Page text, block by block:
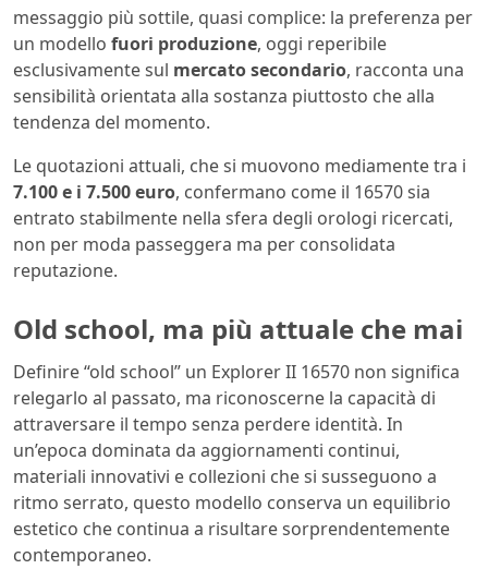
messaggio più sottile, quasi complice: la preferenza per
un modello fuori produzione, oggi reperibile
esclusivamente sul mercato secondario, racconta una
sensibilità orientata alla sostanza piuttosto che alla
tendenza del momento.
Le quotazioni attuali, che si muovono mediamente tra i
7.100 e i 7.500 euro, confermano come il 16570 sia
entrato stabilmente nella sfera degli orologi ricercati,
non per moda passeggera ma per consolidata
reputazione.
Old school, ma più attuale che mai
Definire “old school” un Explorer II 16570 non significa
relegarlo al passato, ma riconoscerne la capacità di
attraversare il tempo senza perdere identità. In
un’epoca dominata da aggiornamenti continui,
materiali innovativi e collezioni che si susseguono a
ritmo serrato, questo modello conserva un equilibrio
estetico che continua a risultare sorprendentemente
contemporaneo.